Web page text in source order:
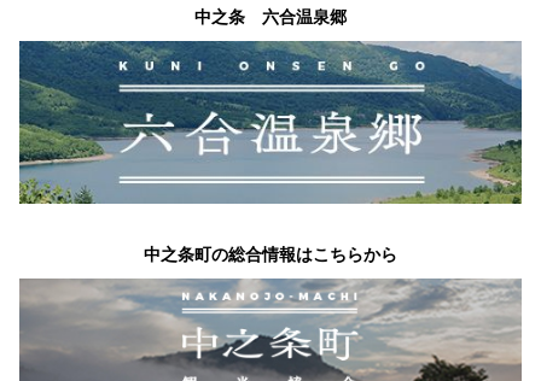
中之条 六合温泉郷
中之条町の総合情報はこちらから